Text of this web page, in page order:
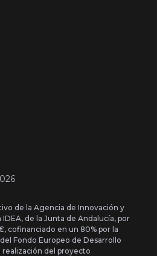
de la Agencia de Innovación y
de la Junta de Andalucía, por
cofinanciado en un 80% por la
Fondo Europeo de Desarrollo
realización del proyecto